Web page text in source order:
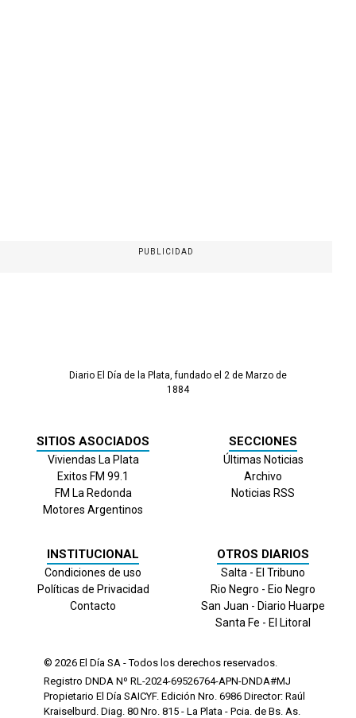
PUBLICIDAD
Diario El Día de la Plata, fundado el 2 de Marzo de
1884
SITIOS ASOCIADOS
Viviendas La Plata
Exitos FM 99.1
FM La Redonda
Motores Argentinos
SECCIONES
Últimas Noticias
Archivo
Noticias RSS
INSTITUCIONAL
Condiciones de uso
Políticas de Privacidad
Contacto
OTROS DIARIOS
Salta - El Tribuno
Rio Negro - Eio Negro
San Juan - Diario Huarpe
Santa Fe - El Litoral
© 2026 El Día SA - Todos los derechos reservados.
Registro DNDA Nº RL-2024-69526764-APN-DNDA#MJ
Propietario El Día SAICYF. Edición Nro. 6986 Director: Raúl
Kraiselburd. Diag. 80 Nro. 815 - La Plata - Pcia. de Bs. As.